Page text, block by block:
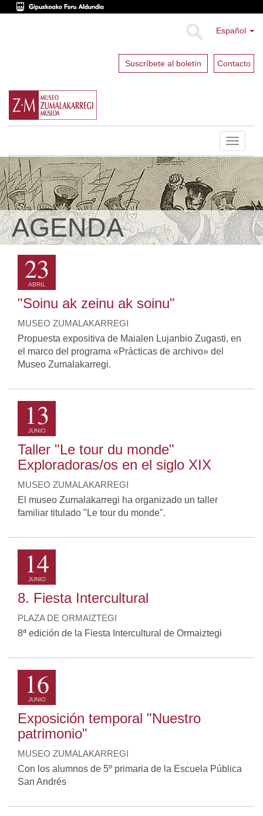
Español
Suscríbete al boletín Contacto
Toggle
AGENDA
23
ABRIL
"Soinu ak zeinu ak soinu"
MUSEO ZUMALAKARREGI
Propuesta expositiva de Maialen Lujanbio Zugasti, en
el marco del programa «Prácticas de archivo» del
Museo Zumalakarregi.
13
JUNIO
Taller "Le tour du monde"
Exploradoras/os en el siglo XIX
MUSEO ZUMALAKARREGI
El museo Zumalakarregi ha organizado un taller
familiar titulado "Le tour du monde".
14
JUNIO
8. Fiesta Intercultural
PLAZA DE ORMAIZTEGI
8ª edición de la Fiesta Intercultural de Ormaiztegi
16
JUNIO
Exposición temporal "Nuestro
patrimonio"
MUSEO ZUMALAKARREGI
Con los alumnos de 5º primaria de la Escuela Pública
San Andrés